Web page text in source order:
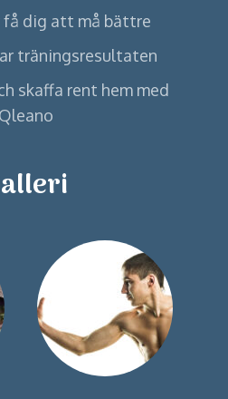
få dig att må bättre
träningsresultaten
skaffa rent hem med
Qleano